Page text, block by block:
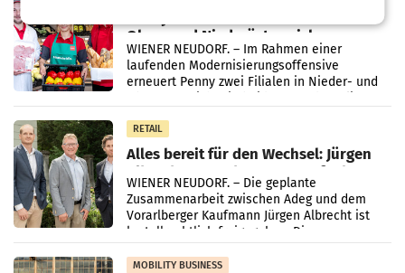
Ober- und Niederösterreich
WIENER NEUDORF. – Im Rahmen einer
laufenden Modernisierungsoffensive
erneuert Penny zwei Filialen in Nieder- und
RETAIL
Alles bereit für den Wechsel: Jürgen
Albrecht setzt ab 1.1.2027 auf Adeg
WIENER NEUDORF. – Die geplante
Zusammenarbeit zwischen Adeg und dem
Vorarlberger Kaufmann Jürgen Albrecht ist
kartellrechtlich freigegeben: Die
Bundeswettbewerbsbehörde und der
Bundeskartellanwalt
MOBILITY BUSINESS